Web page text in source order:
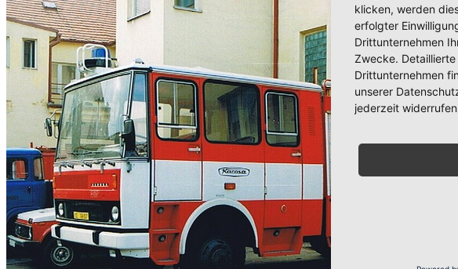
klicken, werden
erfolgter
Drittunternehmen
Zwecke.
Drittunternehmen
unserer
jederzeit